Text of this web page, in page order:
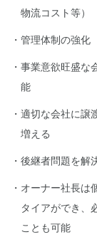
物流コスト等）
管理体制の強化
事業意欲旺盛な
能
適切な会社に譲
増える
後継者問題を解
オーナー社長は
タイアができ、
ことも可能